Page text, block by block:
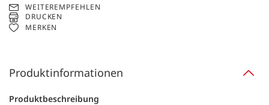
WEITEREMPFEHLEN
DRUCKEN
MERKEN
Produktinformationen
Produktbeschreibung